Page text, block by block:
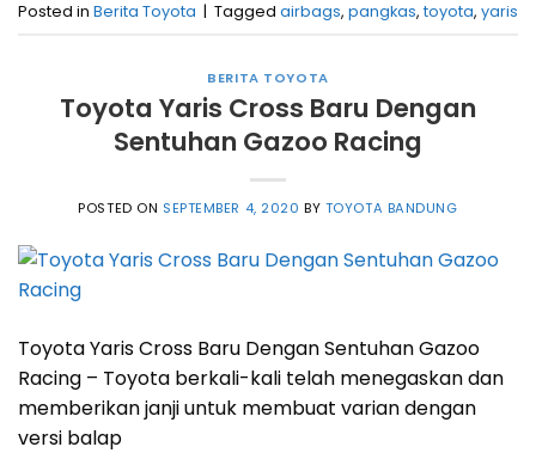
Posted in Berita Toyota Tagged airbags, pangkas, toyota, yaris
BERITA TOYOTA
Toyota Yaris Cross Baru Dengan
Sentuhan Gazoo Racing
POSTED ON SEPTEMBER 4, 2020 BY TOYOTA BANDUNG
Toyota Yaris Cross Baru Dengan Sentuhan Gazoo
Racing – Toyota berkali-kali telah menegaskan dan
memberikan janji untuk membuat varian dengan
versi balap